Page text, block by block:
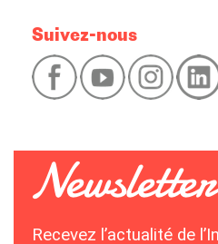
Suivez-nous
Recevez l’actualité de